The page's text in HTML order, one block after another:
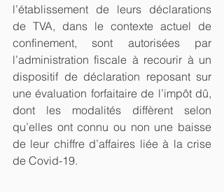
l’établissement de leurs déclarations
de TVA, dans le contexte actuel de
confinement, sont autorisées par
l’administration fiscale à recourir à un
dispositif de déclaration reposant sur
une évaluation forfaitaire de l’impôt dû,
dont les modalités diffèrent selon
qu’elles ont connu ou non une baisse
de leur chiffre d’affaires liée à la crise
de Covid-19.